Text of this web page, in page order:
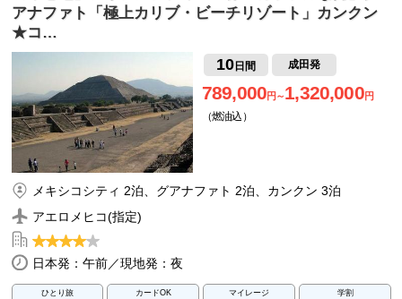
アナファト「極上カリブ・ビーチリゾート」カンクン
★コ…
10日間 成田発
789,000円～1,320,000円
（燃油込）
メキシコシティ 2泊、グアナファト 2泊、カンクン 3泊
アエロメヒコ(指定)
日本発：午前／現地発：夜
ひとり旅 カードOK マイレージ 学割